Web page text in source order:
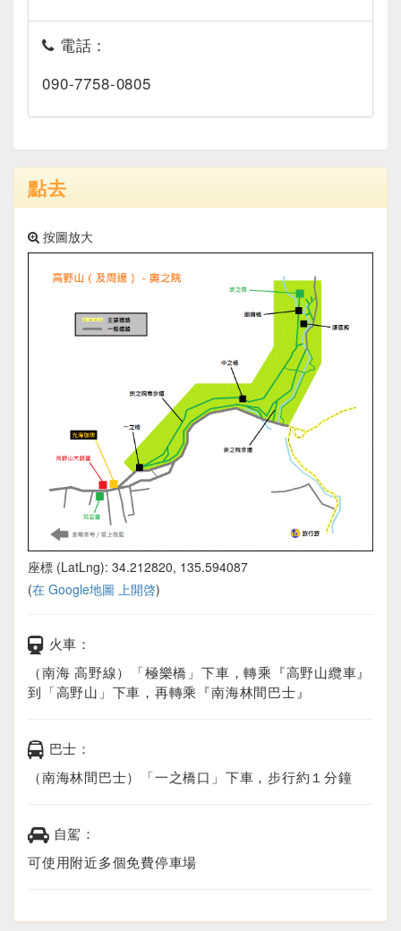
電話：
090-7758-0805
點去
按圖放大
座標 (LatLng): 34.212820, 135.594087
(在 Google地圖 上開啓)
火車：
（南海 高野線）「極樂橋」下車，轉乘『高野山纜車』
到「高野山」下車，再轉乘『南海林間巴士』
巴士：
（南海林間巴士）「一之橋口」下車，步行約１分鐘
自駕：
可使用附近多個免費停車場